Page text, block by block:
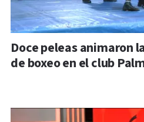
Doce peleas animaron
de boxeo en el club